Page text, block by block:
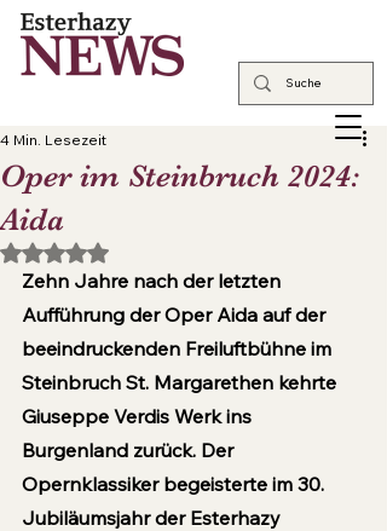
Oper im Steinbruch 2024:
Aida
4 Min. Lesezeit
Mit NaN von 5 Sternen bewertet.
Zehn Jahre nach der letzten
Aufführung der Oper Aida auf der
beeindruckenden Freiluftbühne im
Steinbruch St. Margarethen kehrte
Giuseppe Verdis Werk ins
Burgenland zurück. Der
Opernklassiker begeisterte im 30.
Jubiläumsjahr der Esterhazy